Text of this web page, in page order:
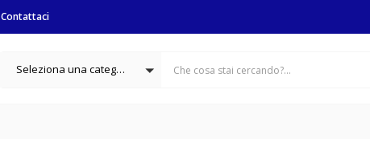
Contattaci
Seleziona una categoria